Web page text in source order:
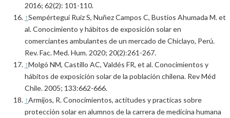
2016; 62(2): 101-110.
↑Sempértegui Ruiz S, Nuñez Campos C, Bustios Ahumada M. et
al. Conocimiento y hábitos de exposición solar en
comerciantes ambulantes de un mercado de Chiclayo, Perú.
Rev. Fac. Med. Hum. 2020; 20(2):261-267.
↑Molgó NM, Castillo AC, Valdés FR, et al. Conocimientos y
hábitos de exposición solar de la población chilena. Rev Méd
Chile. 2005; 133:662-666.
↑Armijos, R. Conocimientos, actitudes y practicas sobre
protección solar en alumnos de la carrera de medicina humana